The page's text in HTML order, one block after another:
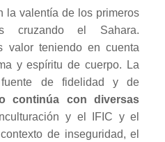
la valentía de los primeros
cruzando el Sahara.
valor teniendo en cuenta
y espíritu de cuerpo. La
de fidelidad y de
continúa con diversas
y el IFIC y el
de inseguridad, el